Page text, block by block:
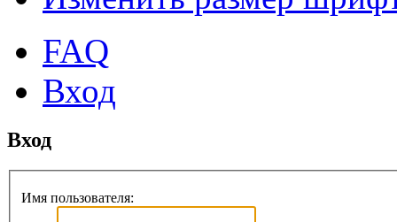
FAQ
Вход
Вход
Имя пользователя: